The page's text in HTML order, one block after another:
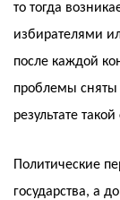
то тогда
избирателями
после каждой
проблемы сняты
результате
Политические
государства, а